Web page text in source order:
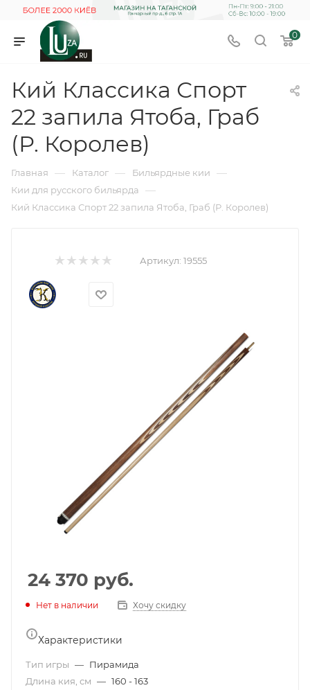
0
Кий Классика Спорт
22 запила Ятоба, Граб
(Р. Королев)
Главная — Каталог — Бильярдные кии —
Кии для русского бильярда —
Кий Классика Спорт 22 запила Ятоба, Граб (Р. Королев)
Артикул: 19555
24 370 руб.
Нет в наличии Хочу скидку
Характеристики
Тип игры — Пирамида
Длина кия, см — 160 - 163